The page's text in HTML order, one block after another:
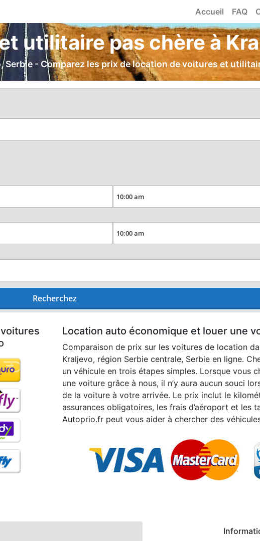
Accueil FAQ
utilitaire pas chère à
- Comparez les prix de location de voitures et
Recherchez
Location auto économique et louer une
Comparaison de prix sur les voitures de location
Kraljevo, région Serbie centrale, Serbie en ligne.
un véhicule en trois étapes simples. Lorsque vous
une voiture grâce à nous, il n’y aura aucun souci
de la voiture à votre arrivée. Le prix inclut le
assurances obligatoires, les frais d’aéroport et les
Autoprio.fr peut vous aider à chercher des